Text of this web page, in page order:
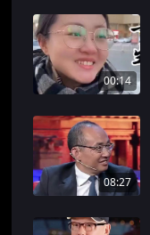
00:14
08:27